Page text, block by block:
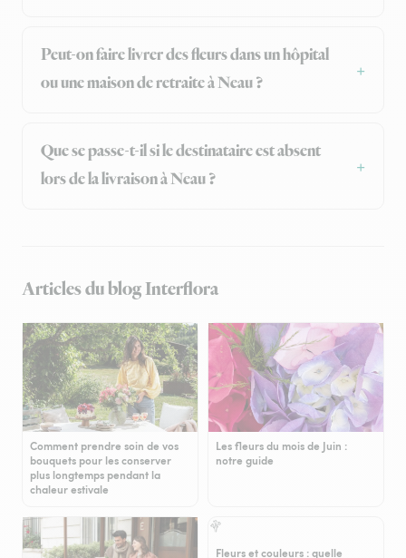
Peut-on faire livrer des fleurs dans un hôpital
ou une maison de retraite à Neau ?
Que se passe-t-il si le destinataire est absent
lors de la livraison à Neau ?
Articles du blog Interflora
Comment prendre soin de vos
bouquets pour les conserver
plus longtemps pendant la
chaleur estivale
Les fleurs du mois de Juin :
notre guide
Fleurs et couleurs : quelle